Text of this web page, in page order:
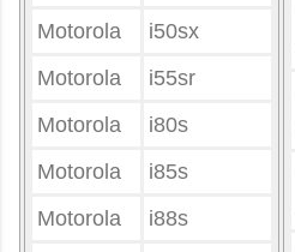
Motorola
i50sx
Motorola
i55sr
Motorola
i80s
Motorola
i85s
Motorola
i88s